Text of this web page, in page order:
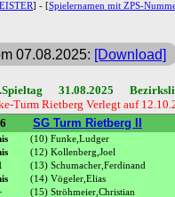
] - [ Spielernamen mit ZPS-
07.08.2025: [Download]
31.08.2025
Turm Rietberg Verlegt auf
SG Turm Rietberg II
(10) Funke,Ludger
(12) Kollenberg,Joel
(13) Schumacher,Ferdinand
(14) Vögeler,Elias
(15) Ströhmeier,Christian